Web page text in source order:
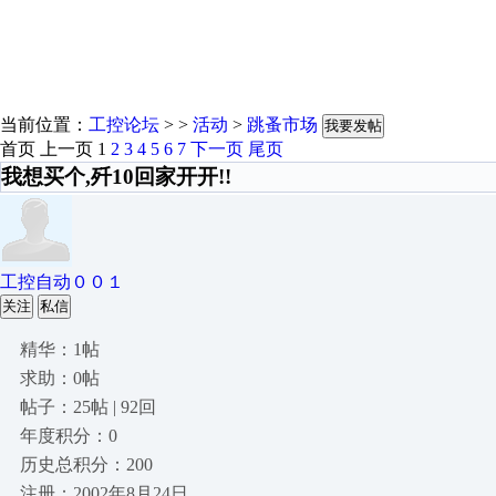
当前位置： 工控论坛 > > 活动 > 跳蚤市场 我要发帖
首页 上一页 1 2 3 4 5 6 7 下一页 尾页
我想买个,歼10回家开开!!
工控自动００１
关注 私信
精华：1帖
求助：0帖
帖子：25帖 | 92回
年度积分：0
历史总积分：200